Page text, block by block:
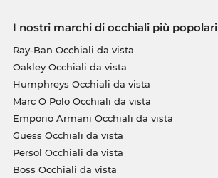
I nostri marchi di occhiali più popolari
Ray-Ban Occhiali da vista
Oakley Occhiali da vista
Humphreys Occhiali da vista
Marc O Polo Occhiali da vista
Emporio Armani Occhiali da vista
Guess Occhiali da vista
Persol Occhiali da vista
Boss Occhiali da vista